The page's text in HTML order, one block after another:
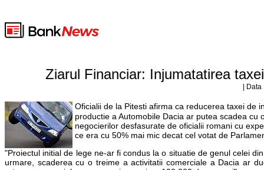
Ziarul Financiar: Injumatatirea
|
Oficialii de la Pitesti afirma ca reducerea taxei de
productie a Automobile Dacia ar putea scadea
negocierilor desfasurate de oficialii romani cu
ce era cu 50% mai mic decat cel votat de
"Proiectul initial de lege ne-ar fi condus la o situatie de genul celei
urmare, scaderea cu o treime a activitatii comerciale a Dacia ar